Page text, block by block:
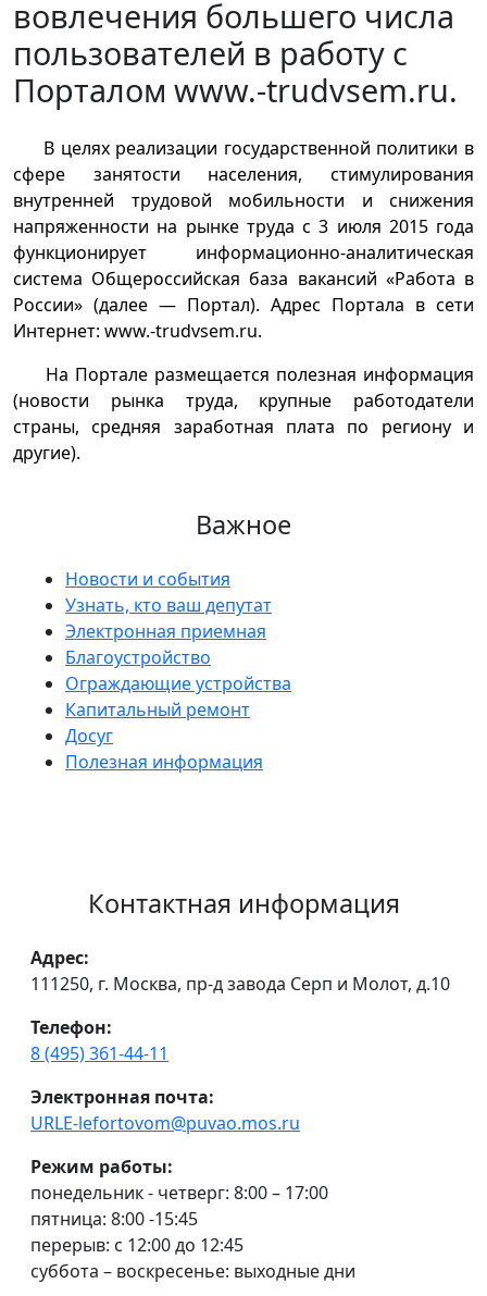
вовлечения большего числа
пользователей в работу с
Порталом www.-trudvsem.ru.
В целях реализации государственной политики в
сфере занятости населения, стимулирования
внутренней трудовой мобильности и снижения
напряженности на рынке труда с 3 июля 2015 года
функционирует информационно-аналитическая
система Общероссийская база вакансий «Работа в
России» (далее — Портал). Адрес Портала в сети
Интернет: www.-trudvsem.ru.
На Портале размещается полезная информация
(новости рынка труда, крупные работодатели
страны, средняя заработная плата по региону и
другие).
Важное
Новости и события
Узнать, кто ваш депутат
Электронная приемная
Благоустройство
Ограждающие устройства
Капитальный ремонт
Досуг
Полезная информация
Контактная информация
Адрес:
111250, г. Москва, пр-д завода Серп и Молот, д.10
Телефон:
8 (495) 361-44-11
Электронная почта:
URLE-lefortovom@puvao.mos.ru
Режим работы:
понедельник - четверг: 8:00 – 17:00
пятница: 8:00 -15:45
перерыв: с 12:00 до 12:45
суббота – воскресенье: выходные дни